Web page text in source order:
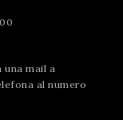
una mail a
al numero